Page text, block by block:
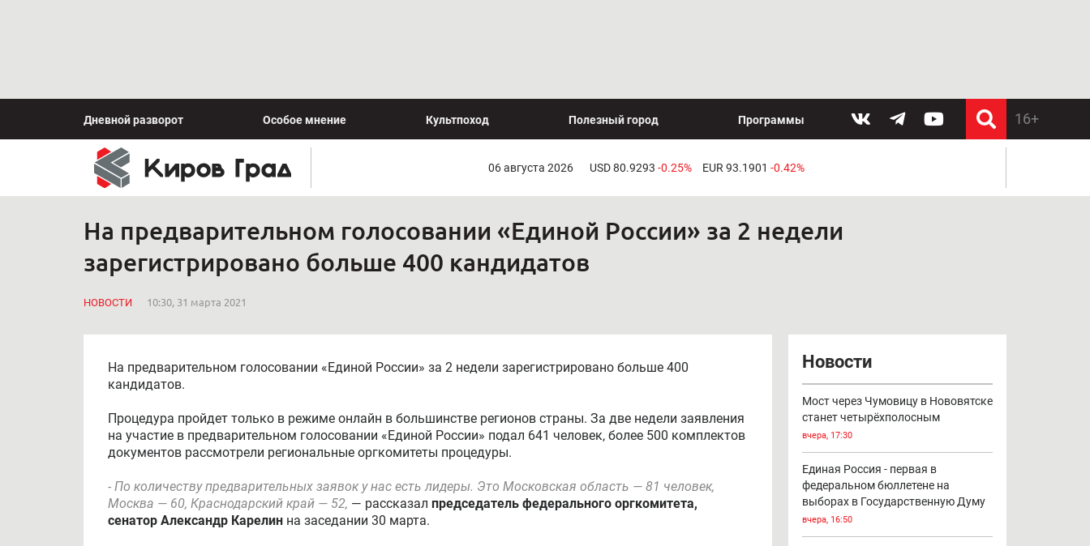
Дневной разворот Особое мнение Культпоход Полезный город Программы
06 августа 2026 USD 80.9293 -0.25% EUR 93.1901 -0.42%
На предварительном голосовании «Единой России» за 2 недели
зарегистрировано больше 400 кандидатов
НОВОСТИ 10:30, 31 марта 2021
На предварительном голосовании «Единой России» за 2 недели зарегистрировано больше 400
кандидатов.
Процедура пройдет только в режиме онлайн в большинстве регионов страны. За две недели заявления
на участие в предварительном голосовании «Единой России» подал 641 человек, более 500 комплектов
документов рассмотрели региональные оргкомитеты процедуры.
- По количеству предварительных заявок у нас есть лидеры. Это Московская область — 81 человек,
Москва — 60, Краснодарский край — 52, — рассказал председатель федерального оргкомитета,
сенатор Александр Карелин на заседании 30 марта.
Новости
Мост через Чумовицу в Нововятске
станет четырёхполосным
вчера, 17:30
Единая Россия - первая в
федеральном бюллетене на
выборах в Государственную Думу
вчера, 16:50